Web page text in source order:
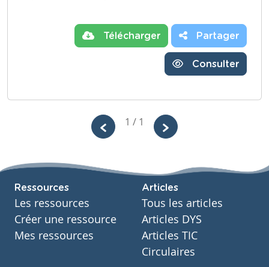
Télécharger Partager
Consulter
1 / 1
Ressources
Les ressources
Créer une ressource
Mes ressources
Articles
Tous les articles
Articles DYS
Articles TIC
Circulaires